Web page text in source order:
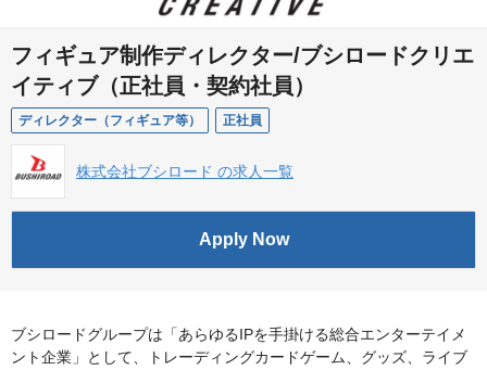
フィギュア制作ディレクター/ブシロードクリエ
イティブ（正社員・契約社員）
ディレクター（フィギュア等） 正社員
株式会社ブシロード の求人一覧
Apply Now
ブシロードグループは「あらゆるIPを手掛ける総合エンターテイメ
ント企業」として、トレーディングカードゲーム、グッズ、ライブ